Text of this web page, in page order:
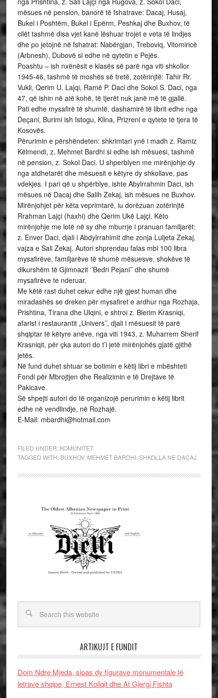
mësues në pension, banorë të fshatrave: Dacaj, Husaj,
Bukel i Poshtëm, Bukel i Epërm, Peshkaj dhe Buxhov, të
cilët tashmë disa vjet kanë lëshuar trojet e veta të lindjes
dhe po jetojnë në fshatrat: Nabërgjan, Treboviq, Vitomiricë
(Arbnesh), Dubovë si edhe në qytetin e Pejës.
Poashtu – ish nxënësit e klasës së parë nga viti shkollor
1945-46, tashmë të moshës së tretë, zotërinjtë: Tahir Rr.
Vukli, Qerim U. Lajqi, Ramë P. Daci dhe Sokol S. Daci, nga
47, që ishin në atë kohë, të tjerët nuk janë më të gjallë.
Pati edhe mysafirë të shumtë, dashamirë të librit edhe nga
Deçani, Burimi ish Istogu, Klina, Prizreni e qytete të tjera të
Kosovës.
Përurimin e përshëndeten: shkrimtari ynë i madh z. Ramiz
Këlmendi, z. Mehmet Bardhi si edhe ish mësuesi, tashmë
në pension, z. Sokol Daci. U shperblyen me mirënjohje dy
nga atdhetarët dhe mësuesit e këtyre dy shkollave, pas
vdekjes. I pari që u shpërblye, ishte Abylrrahmin Daci, ish
mësues në Dacaj dhe Salih Zekaj, ish mësues ne Buxhov.
Mirënjohjet për këta veprimtarë, iu dorëzuan zotërinjtë
Rrahman Lajçi (haxhi) dhe Qerim Ukë Lajçi. Këto
mirënjohje me lotë në sy dhe mburrje i pranuan familjarët:
z. Enver Daci, djali i Abdylrrahimit dhe zonja Luljeta Zekaj,
vajza e Sali Zekaj. Autori shprendau falas mbi 100 libra
mysafirëve, familjarëve të shumë mësuesve, shokëve të
dikurshëm të Gjimnazit ‘’Bedri Pejani’’ dhe shumë
mysafirëve te nderuar.
Me këtë rast duhet cekur edhe një gjest human dhe
miradashës se dreken për mysafiret e ardhur nga Rozhaja,
Prishtina, Tirana dhe Ulqini, e shtroi z. Blerim Krasniqi,
afarist i restaurantit „Univers’’, djali i mësuesit të parë
shqiptar të këtyre anëve, nga viti 1943, z. Muharrem Sherif
Krasniqit, për çka autori do t’i jetë mirënjohës gjatë gjithë
jetës.
Në fund duhet shtuar se botimin e këtij libri e mbështeti
Fondi për Mbrojtjen dhe Realizimin e të Drejtave të
Pakicave.
Së shpejti autori do të organizojë perurimin e këtij librit
edhe në vendlindje, në Rozhajë.
E-Mail: mbardhi@hotmail.com
FILED UNDER: KOMUNITET
TAGGED WITH: BUXHOV, MEHMET BARDHI, SHKOLLA NE DACAJ
ARTIKUJT E FUNDIT
Dom Ndre Mjeda, sipas dy figurave monumentale të
letrave shqipe, Ernest Koliqit dhe At Gjergj Fishta